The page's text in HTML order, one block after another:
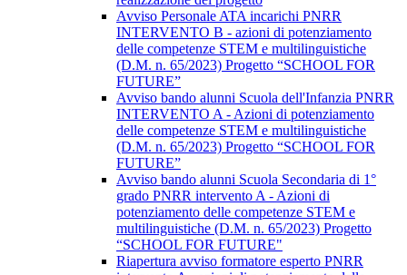
Avviso Personale ATA incarichi PNRR
INTERVENTO B - azioni di potenziamento
delle competenze STEM e multilinguistiche
(D.M. n. 65/2023) Progetto “SCHOOL FOR
FUTURE”
Avviso bando alunni Scuola dell'Infanzia PNRR
INTERVENTO A - Azioni di potenziamento
delle competenze STEM e multilinguistiche
(D.M. n. 65/2023) Progetto “SCHOOL FOR
FUTURE”
Avviso bando alunni Scuola Secondaria di 1°
grado PNRR intervento A - Azioni di
potenziamento delle competenze STEM e
multilinguistiche (D.M. n. 65/2023) Progetto
“SCHOOL FOR FUTURE"
Riapertura avviso formatore esperto PNRR